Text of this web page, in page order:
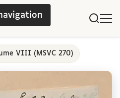
VIII (MSVC 270)